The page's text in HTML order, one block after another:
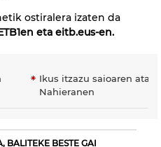
ostiralera izaten da
eta eitb.eus-en.
Ikus itzazu saioaren
Nahieranen
BALITEKE BESTE GAI